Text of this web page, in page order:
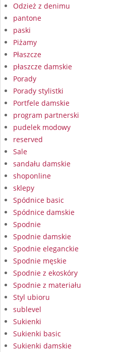
Odzież z denimu
pantone
paski
Piżamy
Płaszcze
płaszcze damskie
Porady
Porady stylistki
Portfele damskie
program partnerski
pudelek modowy
reserved
Sale
sandału damskie
shoponline
sklepy
Spódnice basic
Spódnice damskie
Spodnie
Spodnie damskie
Spodnie eleganckie
Spodnie męskie
Spodnie z ekoskóry
Spodnie z materiału
Styl ubioru
sublevel
Sukienki
Sukienki basic
Sukienki damskie